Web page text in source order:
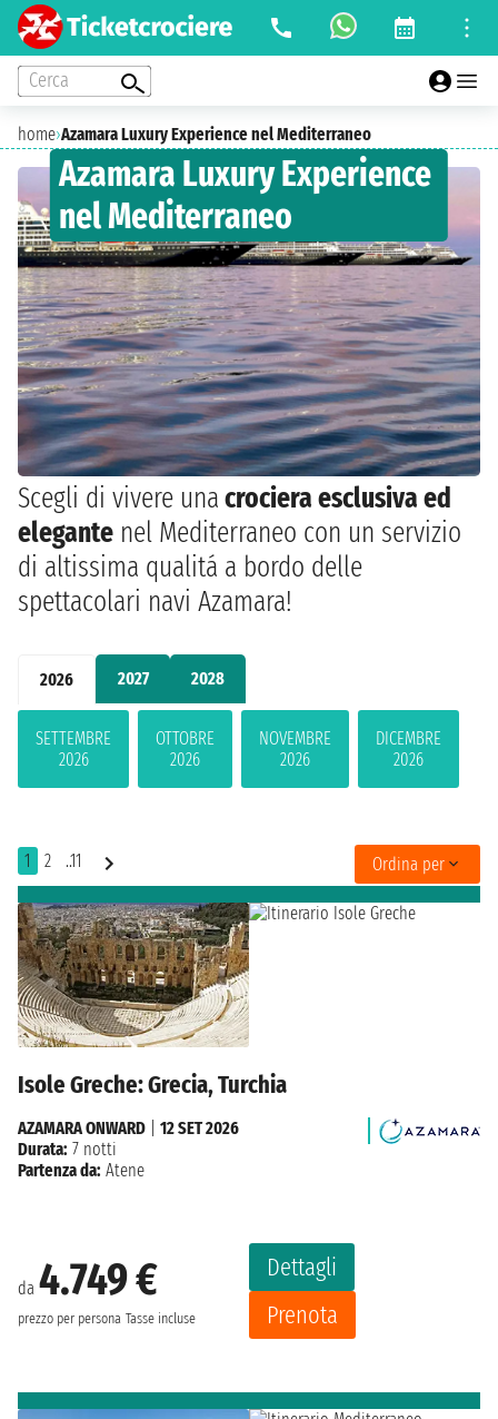
Cerca
home›Azamara Luxury Experience nel Mediterraneo
Azamara Luxury Experience
nel Mediterraneo
Scegli di vivere unacrociera esclusiva ed
elegante nel Mediterraneo con un servizio
di altissima qualitá a bordo delle
spettacolari navi Azamara!
2026 2027 2028
SETTEMBRE
2026
OTTOBRE
2026
NOVEMBRE
2026
DICEMBRE
2026
1 2 ..11 Ordina per
Isole Greche: Grecia, Turchia
da 4.749 €
prezzo per persona Tasse incluse
Dettagli
Prenota
AZAMARA ONWARD
12 SET 2026
Durata: 7 notti
Partenza da: Atene